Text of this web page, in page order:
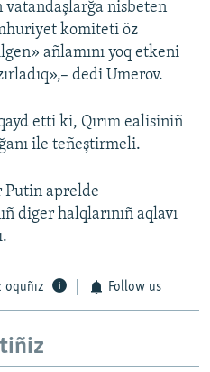
vatandaşlarğa nisbeten
komiteti öz
añlamını yoq etkeni
dedi Umerov.
etti ki, Qırım ealisiniñ
ile teñeştirmeli.
aprelde
diger halqlarınıñ aqlavı
oquñız Follow us